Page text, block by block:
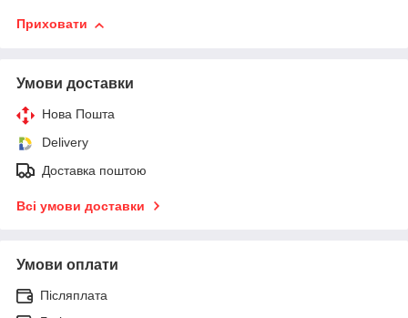
Приховати
Умови доставки
Нова Пошта
Delivery
Доставка поштою
Всі умови доставки
Умови оплати
Післяплата